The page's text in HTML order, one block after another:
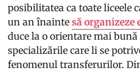
posibilitatea ca toate liceele
un an înaintesă organizeze
duce la o orientare mai
specializările care li se
fenomenul transferurilor.